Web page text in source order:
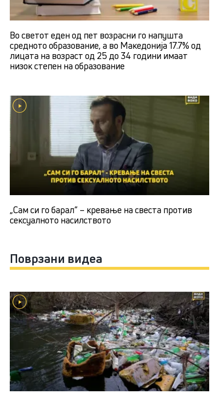
Во светот еден од пет возрасни го напушта
средното образование, а во Македонија 17.7% од
лицата на возраст од 25 до 34 години имаат
низок степен на образование
„Сам си го барал“ – кревање на свеста против
сексуалното насилството
Поврзани видеа